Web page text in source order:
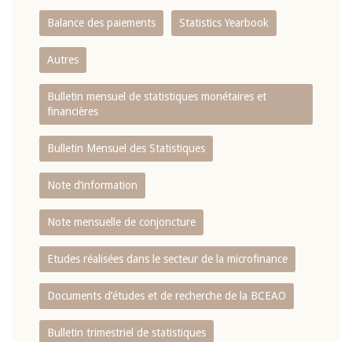
Balance des paiements Statistics Yearbook
Autres
Bulletin mensuel de statistiques monétaires et
financières
Bulletin Mensuel des Statistiques
Note d’information
Note mensuelle de conjoncture
Etudes réalisées dans le secteur de la microfinance
Documents d’études et de recherche de la BCEAO
Bulletin trimestriel de statistiques